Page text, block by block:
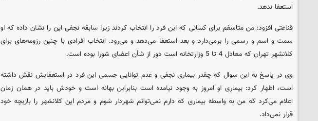
استعفا ندهد.
قناعتی افزود: من متاسفم برای کسانی که این فرد را انتخاب کردند زیرا سابقه نجفی این را نشان داده که او
سمت و اسم و رسمی را برمی‌دارد و بعد استعفا می‌دهد و می‌رود. انتخاب افرادی با چنین رزومه‌های برای
کلانشهر تهران که معادل 4 تا 5 وزارتخانه است دور از شأن اعضای شورا بوده است.
وی در پاسخ به این سوال که چقدر بیماری نجفی و عدم توانایی جسمی این فرد در استعفایش نقش داشته
است، اظهار کرد: بیماری او امروز به وجود نیامده است بنابراین بهانه است و خودش باید در همان زمان
اعلام می‌کرد که من به واسطه بیماری که دارم نمی‌توانم شهردار شوم و مردم این کلانشهر را بازیچه خود
قرار نمی‌داد.